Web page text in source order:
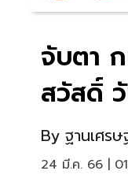
จับตา
สวัสดิ์
By ฐานเศร
24 มี.ค. 66 |